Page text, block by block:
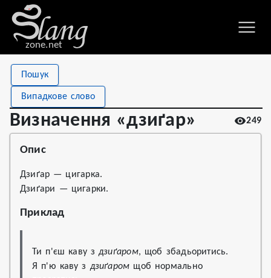
zone.net
Пошук
Випадкове слово
Визначення «дзиґар» 249
Визначення «дзиґар»
Stat
Views
Definitions 1
Опис
Дзиґар — цигарка.
Дзиґари — цигарки.
Приклад
Ти п'єш каву з дзиґаром, щоб збадьоритись.
Я п'ю каву з дзиґаром щоб нормально